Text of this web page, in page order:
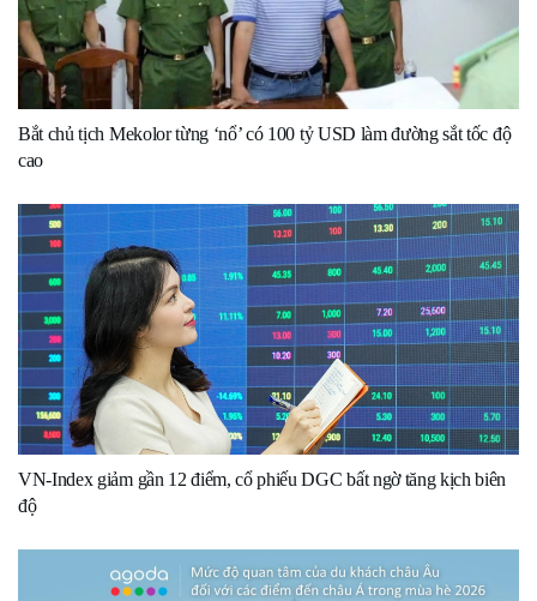
Bắt chủ tịch Mekolor từng ‘nổ’ có 100 tỷ USD làm đường sắt tốc độ
cao
VN-Index giảm gần 12 điểm, cổ phiếu DGC bất ngờ tăng kịch biên
độ